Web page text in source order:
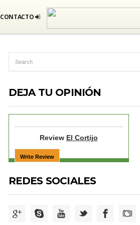
CONTACTO
DEJA TU OPINIÓN
Review El Cortijo
REDES SOCIALES